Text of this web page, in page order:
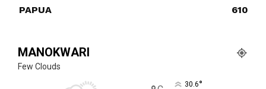
PAPUA
610
MANOKWARI
Few Clouds
30.6°